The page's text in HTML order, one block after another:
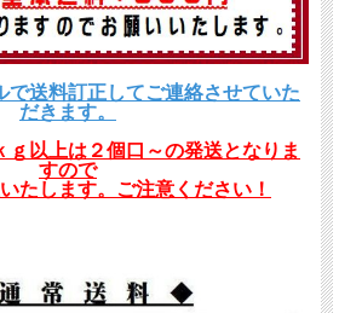
送料訂正してご連絡させていた
だきます。
以上は２個口～の発送となりま
すので
たします。ご注意ください！